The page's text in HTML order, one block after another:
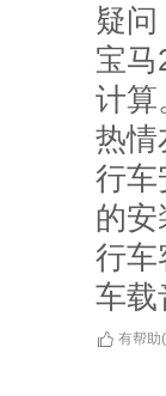
疑
宝
计算
热情
行车
的
行车
车载
有帮助(